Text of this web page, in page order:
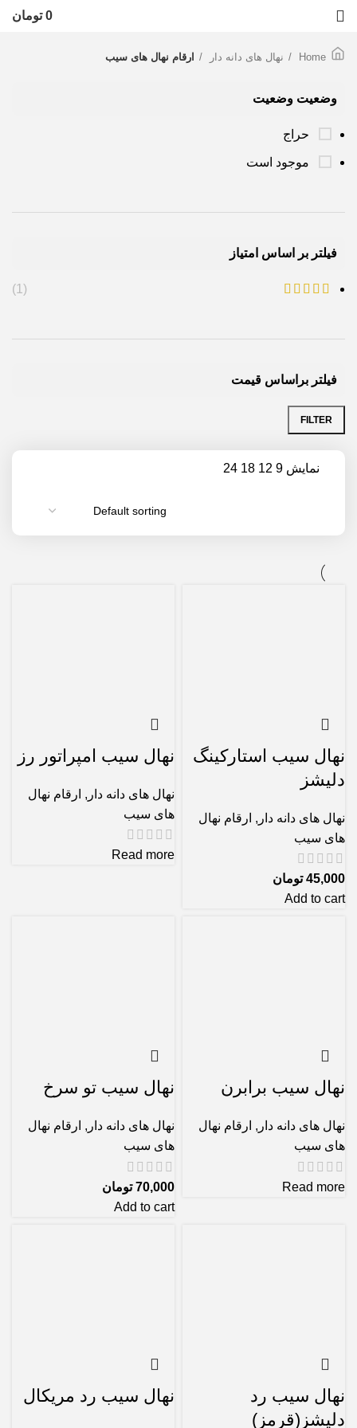
0 تومان
Home نهال های دانه دار ارقام نهال های سیب
وضعیت وضعیت
حراج
موجود است
فیلتر بر اساس امتیاز
(1)
فیلتر براساس قیمت
FILTER
نمایش 9
12
18
24
نهال سیب استارکینگ
دلیشز
نهال های دانه دار , ارقام نهال
های سیب
45,000 تومان
Add to cart
نهال سیب امپراتور رز
نهال های دانه دار , ارقام نهال
های سیب
Read more
نهال سیب برابرن
نهال های دانه دار , ارقام نهال
های سیب
Read more
نهال سیب تو سرخ
نهال های دانه دار , ارقام نهال
های سیب
70,000 تومان
Add to cart
نهال سیب رد
دلیشز(قرمز)
نهال سیب رد مریکال